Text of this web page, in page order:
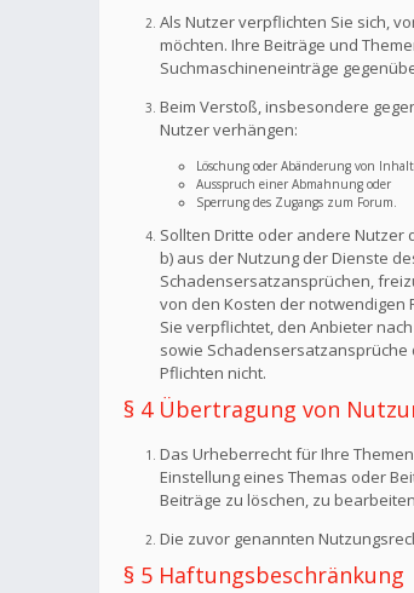
Als Nutzer verpflichten Sie sich,
möchten. Ihre Beiträge und
Suchmaschineneinträge
Beim Verstoß, insbesondere
Nutzer verhängen:
Löschung oder Abänderung von
Ausspruch einer Abmahnung oder
Sperrung des Zugangs zum Forum.
Sollten Dritte oder andere Nutzer
b) aus der Nutzung der Dienste
Schadensersatzansprüchen,
von den Kosten der notwendigen
Sie verpflichtet, den Anbieter
sowie
Pflichten nicht.
§ 4 Übertragung von
Das Urheberrecht für Ihre
Einstellung eines Themas oder
Beiträge zu löschen, zu
Die zuvor genannten
§ 5 Haftungsbeschränkung